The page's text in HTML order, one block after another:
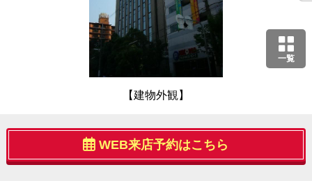
一覧
【建物外観】
WEB来店予約はこちら